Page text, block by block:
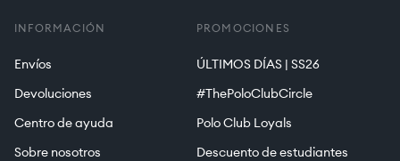
INFORMACIÓN
Envíos
Devoluciones
Centro de ayuda
Sobre nosotros
PROMOCIONES
ÚLTIMOS DÍAS | SS26
#ThePoloClubCircle
Polo Club Loyals
Descuento de estudiantes